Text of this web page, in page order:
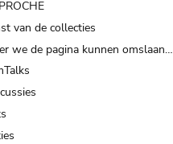
van de collecties
we de pagina kunnen omslaan…